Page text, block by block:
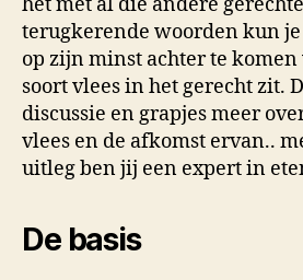
terugkerende woorden kun
op zijn minst achter te
soort vlees in het gerecht zit.
discussie en grapjes meer
vlees en de afkomst ervan..
uitleg ben jij een expert in
De basis